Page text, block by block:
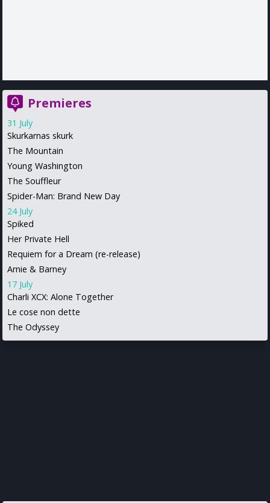
Premieres
31 July
Skurkarnas skurk
The Mountain
Young Washington
The Souffleur
Spider-Man: Brand New Day
24 July
Spiked
Her Private Hell
Requiem for a Dream (re-release)
Arnie & Barney
17 July
Charli XCX: Alone Together
Le cose non dette
The Odyssey